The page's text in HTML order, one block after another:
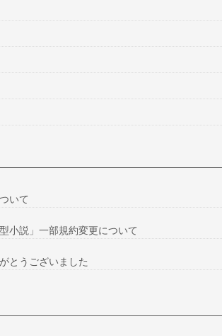
いて
小説」一部規約変更について
とうございました